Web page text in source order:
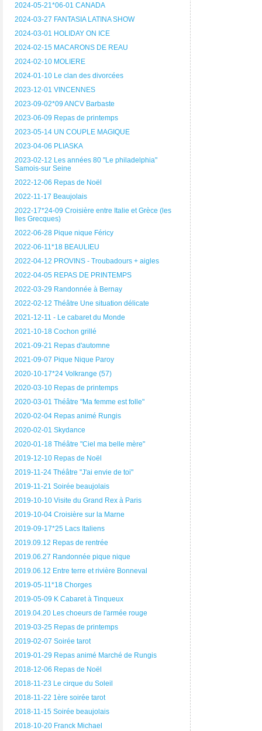
2024-05-21*06-01 CANADA
2024-03-27 FANTASIA LATINA SHOW
2024-03-01 HOLIDAY ON ICE
2024-02-15 MACARONS DE REAU
2024-02-10 MOLIERE
2024-01-10 Le clan des divorcées
2023-12-01 VINCENNES
2023-09-02*09 ANCV Barbaste
2023-06-09 Repas de printemps
2023-05-14 UN COUPLE MAGIQUE
2023-04-06 PLIASKA
2023-02-12 Les années 80 "Le philadelphia"
Samois-sur Seine
2022-12-06 Repas de Noël
2022-11-17 Beaujolais
2022-17*24-09 Croisière entre Italie et Grèce (les
Iles Grecques)
2022-06-28 Pique nique Féricy
2022-06-11*18 BEAULIEU
2022-04-12 PROVINS - Troubadours + aigles
2022-04-05 REPAS DE PRINTEMPS
2022-03-29 Randonnée à Bernay
2022-02-12 Théâtre Une situation délicate
2021-12-11 - Le cabaret du Monde
2021-10-18 Cochon grillé
2021-09-21 Repas d'automne
2021-09-07 Pique Nique Paroy
2020-10-17*24 Volkrange (57)
2020-03-10 Repas de printemps
2020-03-01 Théâtre "Ma femme est folle"
2020-02-04 Repas animé Rungis
2020-02-01 Skydance
2020-01-18 Théâtre "Ciel ma belle mère"
2019-12-10 Repas de Noël
2019-11-24 Théâtre "J'ai envie de toi"
2019-11-21 Soirée beaujolais
2019-10-10 Visite du Grand Rex à Paris
2019-10-04 Croisière sur la Marne
2019-09-17*25 Lacs Italiens
2019.09.12 Repas de rentrée
2019.06.27 Randonnée pique nique
2019.06.12 Entre terre et rivière Bonneval
2019-05-11*18 Chorges
2019-05-09 K Cabaret à Tinqueux
2019.04.20 Les choeurs de l'armée rouge
2019-03-25 Repas de printemps
2019-02-07 Soirée tarot
2019-01-29 Repas animé Marché de Rungis
2018-12-06 Repas de Noël
2018-11-23 Le cirque du Soleil
2018-11-22 1ère soirée tarot
2018-11-15 Soirée beaujolais
2018-10-20 Franck Michael